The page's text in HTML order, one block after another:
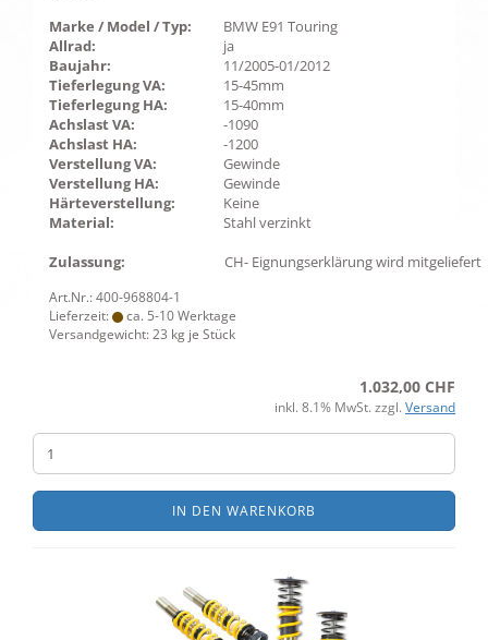
Marke / Model / Typ:
BMW E91 Touring
Allrad:
ja
Baujahr:
11/2005-01/2012
Tieferlegung VA:
15-45mm
Tieferlegung HA:
15-40mm
Achslast VA:
-1090
Achslast HA:
-1200
Verstellung VA:
Gewinde
Verstellung HA:
Gewinde
Härteverstellung:
Keine
Material:
Stahl verzinkt
Zulassung:
CH- Eignungserklärung wird mitgeliefert
Art.Nr.: 400-968804-1
Lieferzeit:
ca. 5-10 Werktage
Versandgewicht:23 kg je Stück
1.032,00 CHF
inkl. 8.1% MwSt. zzgl. Versand
IN DEN WARENKORB